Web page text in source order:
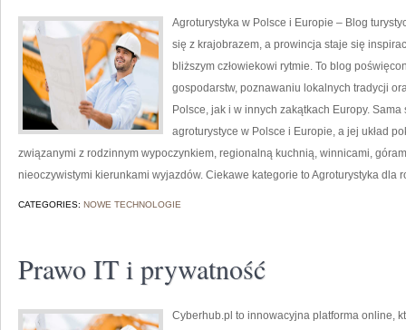
Agroturystyka w Polsce i Europie – Blog
się z krajobrazem, a prowincja staje się
bliższym człowiekowi rytmie. To blog
gospodarstw, poznawaniu lokalnych tradycji
Polsce, jak i w innych zakątkach Europy.
agroturystyce w Polsce i Europie, a jej układ
związanymi z rodzinnym wypoczynkiem, regionalną kuchnią, winnicami,
nieoczywistymi kierunkami wyjazdów. Ciekawe kategorie to Agroturystyka dla
CATEGORIES: NOWE TECHNOLOGIE
Prawo IT i prywatność
Cyberhub.pl to innowacyjna platforma online,